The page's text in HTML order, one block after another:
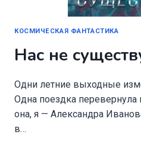
КОСМИЧЕСКАЯ ФАНТАСТИКА
Нас не
Одни летние выходные
Одна поездка перевернула
она, я — Александра
в…